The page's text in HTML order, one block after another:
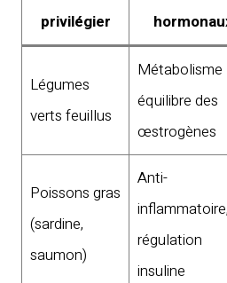
privilégier
Légumes
verts feuillus
Métabolisme
équilibre des
œstrogènes
Poissons gras
(sardine,
saumon)
Anti-
inflammatoire,
régulation
insuline